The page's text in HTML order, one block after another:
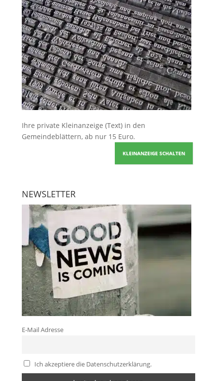
Ihre private Kleinanzeige (Text) in den
Gemeindeblättern, ab nur 15 Euro.
KLEINANZEIGE SCHALTEN
NEWSLETTER
E-Mail Adresse
Ich akzeptiere die Datenschutzerklärung.